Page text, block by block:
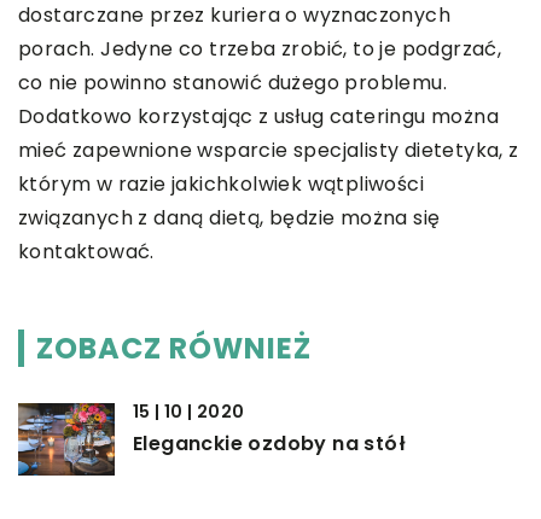
dostarczane przez kuriera o wyznaczonych
porach. Jedyne co trzeba zrobić, to je podgrzać,
co nie powinno stanowić dużego problemu.
Dodatkowo korzystając z usług cateringu można
mieć zapewnione wsparcie specjalisty dietetyka, z
którym w razie jakichkolwiek wątpliwości
związanych z daną dietą, będzie można się
kontaktować.
ZOBACZ RÓWNIEŻ
15 | 10 | 2020
Eleganckie ozdoby na stół